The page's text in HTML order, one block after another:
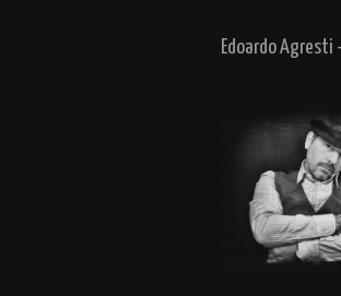
Edoardo Agresti